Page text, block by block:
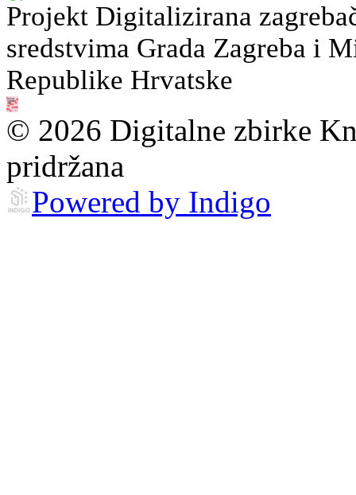
Projekt Digitalizirana
sredstvima Grada Zagreba i
Republike Hrvatske
© 2026 Digitalne zbirke
pridržana
Powered by Indigo